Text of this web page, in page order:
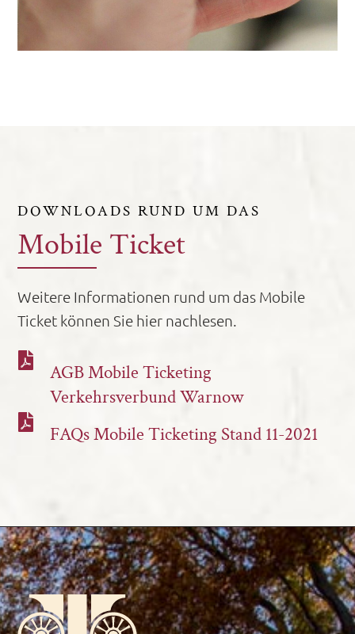
DOWNLOADS RUND UM DAS
Mobile Ticket
Weitere Informationen rund um das Mobile
Ticket können Sie hier nachlesen.
AGB Mobile Ticketing
Verkehrsverbund Warnow
FAQs Mobile Ticketing Stand 11-2021